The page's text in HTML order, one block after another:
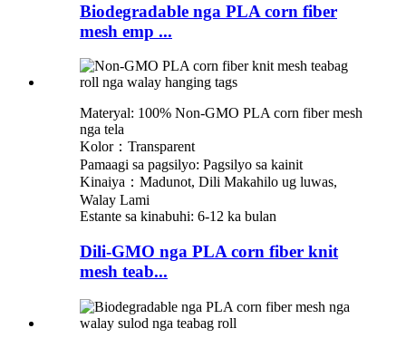
Biodegradable nga PLA corn fiber
mesh emp ...
Materyal: 100% Non-GMO PLA corn fiber mesh
nga tela
Kolor：Transparent
Pamaagi sa pagsilyo: Pagsilyo sa kainit
Kinaiya：Madunot, Dili Makahilo ug luwas,
Walay Lami
Estante sa kinabuhi: 6-12 ka bulan
Dili-GMO nga PLA corn fiber knit
mesh teab...